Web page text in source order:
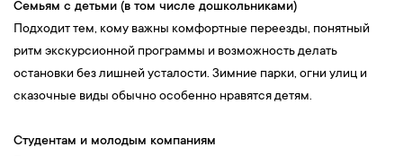
Семьям с детьми (в том числе дошкольниками)
Подходит тем, кому важны комфортные переезды, понятный
ритм экскурсионной программы и возможность делать
остановки без лишней усталости. Зимние парки, огни улиц и
сказочные виды обычно особенно нравятся детям.
Студентам и молодым компаниям